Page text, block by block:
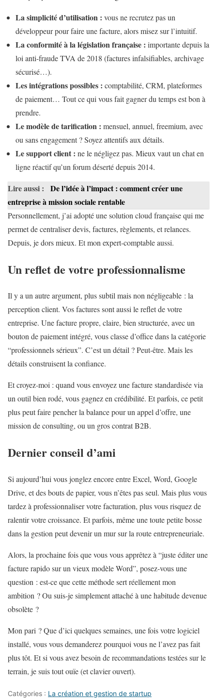
La simplicité d’utilisation : vous ne recrutez pas un
développeur pour faire une facture, alors misez sur l’intuitif.
La conformité à la législation française : importante depuis la
loi anti-fraude TVA de 2018 (factures infalsifiables, archivage
sécurisé…).
Les intégrations possibles : comptabilité, CRM, plateformes
de paiement… Tout ce qui vous fait gagner du temps est bon à
prendre.
Le modèle de tarification : mensuel, annuel, freemium, avec
ou sans engagement ? Soyez attentifs aux détails.
Le support client : ne le négligez pas. Mieux vaut un chat en
ligne réactif qu’un forum déserté depuis 2014.
Lire aussi :
De l’idée à l’impact : comment créer une
entreprise à mission sociale rentable
Personnellement, j’ai adopté une solution cloud française qui me
permet de centraliser devis, factures, règlements, et relances.
Depuis, je dors mieux. Et mon expert-comptable aussi.
Un reflet de votre professionnalisme
Il y a un autre argument, plus subtil mais non négligeable : la
perception client. Vos factures sont aussi le reflet de votre
entreprise. Une facture propre, claire, bien structurée, avec un
bouton de paiement intégré, vous classe d’office dans la catégorie
“professionnels sérieux”. C’est un détail ? Peut-être. Mais les
détails construisent la confiance.
Et croyez-moi : quand vous envoyez une facture standardisée via
un outil bien rodé, vous gagnez en crédibilité. Et parfois, ce petit
plus peut faire pencher la balance pour un appel d’offre, une
mission de consulting, ou un gros contrat B2B.
Dernier conseil d’ami
Si aujourd’hui vous jonglez encore entre Excel, Word, Google
Drive, et des bouts de papier, vous n’êtes pas seul. Mais plus vous
tardez à professionnaliser votre facturation, plus vous risquez de
ralentir votre croissance. Et parfois, même une toute petite bosse
dans la gestion peut devenir un mur sur la route entrepreneuriale.
Alors, la prochaine fois que vous vous apprêtez à “juste éditer une
facture rapido sur un vieux modèle Word”, posez-vous une
question : est-ce que cette méthode sert réellement mon
ambition ? Ou suis-je simplement attaché à une habitude devenue
obsolète ?
Mon pari ? Que d’ici quelques semaines, une fois votre logiciel
installé, vous vous demanderez pourquoi vous ne l’avez pas fait
plus tôt. Et si vous avez besoin de recommandations testées sur le
terrain, je suis tout ouïe (et clavier ouvert).
Catégories : La création et gestion de startup